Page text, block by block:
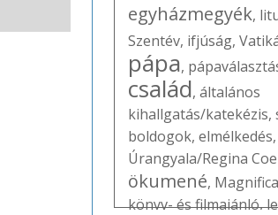
egyházmegyék,
Szentév, ifjúság,
pápa,
család, általános
kihallgatás/katekézis,
boldogok, elmélkedés,
Úrangyala/Regina
ökumené,
könyv- és filmajánló,